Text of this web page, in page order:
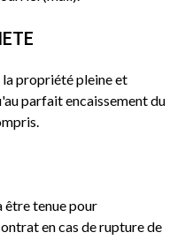
propriété pleine et
parfait encaissement du
être tenue pour
en cas de rupture de